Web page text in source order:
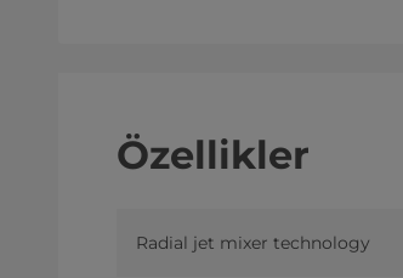
Özellikler
Radial jet mixer technology